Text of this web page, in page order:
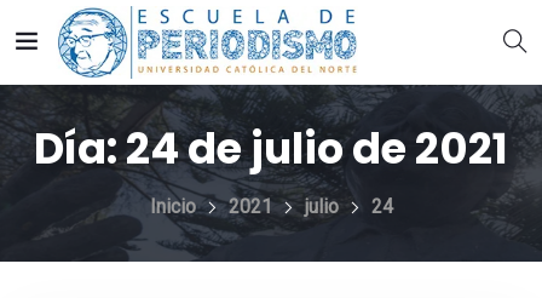
Día:24 de julio de 2021
Inicio 2021 julio 24